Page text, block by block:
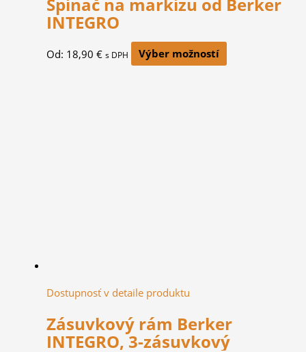
Spínač na markízu od Berker
INTEGRO
Od: 18,90 € s DPH Výber možností
Dostupnosť v detaile produktu
Zásuvkový rám Berker
INTEGRO, 3-zásuvkový